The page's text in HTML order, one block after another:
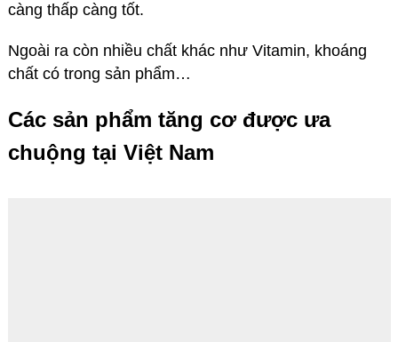
càng thấp càng tốt.
Ngoài ra còn nhiều chất khác như Vitamin, khoáng
chất có trong sản phẩm…
Các sản phẩm tăng cơ được ưa
chuộng tại Việt Nam